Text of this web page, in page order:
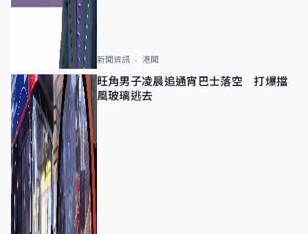
新聞資訊 港聞
旺角男子凌晨追通宵巴士落空 打爆擋
風玻璃逃去